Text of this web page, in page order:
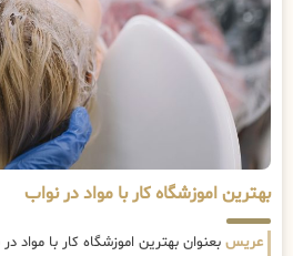
بهترین اموزشگاه کار با مواد در نواب
عریس بعنوان بهترین اموزشگاه کار با مواد